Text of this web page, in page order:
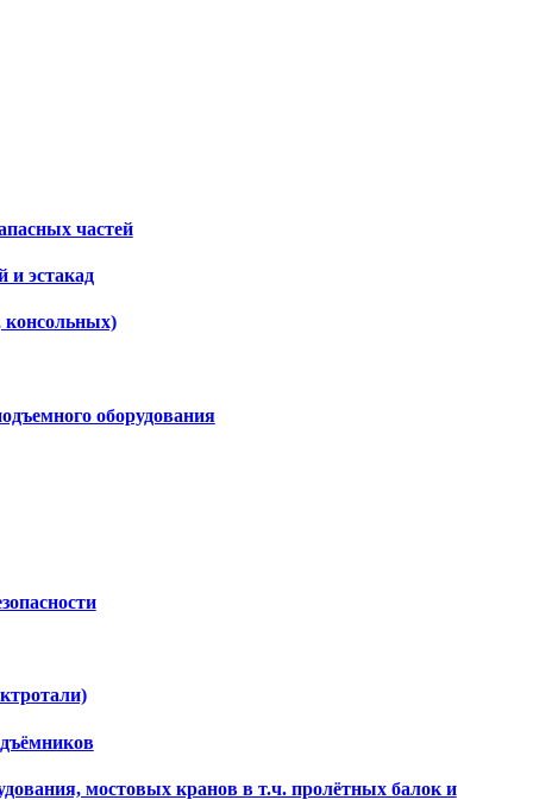
частей
и эстакад
консольных)
оборудования
мостовых кранов в т.ч. пролётных балок и